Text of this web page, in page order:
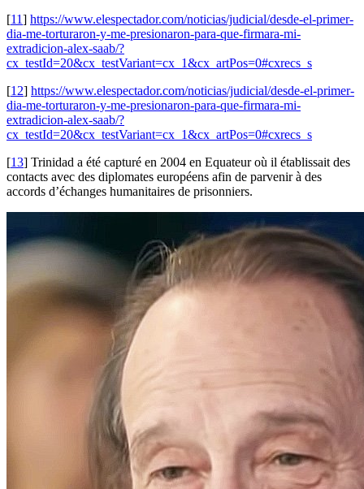
[11] https://www.elespectador.com/noticias/judicial/desde-el-primer-
dia-me-torturaron-y-me-presionaron-para-que-firmara-mi-
extradicion-alex-saab/?
cx_testId=20&cx_testVariant=cx_1&cx_artPos=0#cxrecs_s
[12] https://www.elespectador.com/noticias/judicial/desde-el-primer-
dia-me-torturaron-y-me-presionaron-para-que-firmara-mi-
extradicion-alex-saab/?
cx_testId=20&cx_testVariant=cx_1&cx_artPos=0#cxrecs_s
[13] Trinidad a été capturé en 2004 en Equateur où il établissait des
contacts avec des diplomates européens afin de parvenir à des
accords d’échanges humanitaires de prisonniers.